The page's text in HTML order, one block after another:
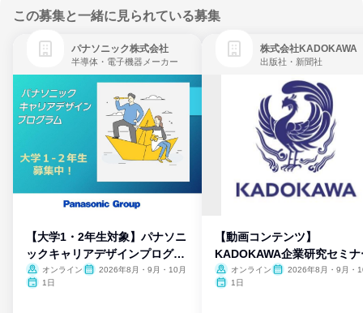
この募集と一緒に見られている募集
パナソニック株式会社
半導体・電子機器メーカー
【大学1・2年生対象】パナソニ
ックキャリアデザインプログラ
ム
オンライン
2026年8月・9月・10月
1日
株式会社KADOKAWA
出版社・新聞社
【動画コンテンツ】
KADOKAWA企業研究セミナ
オンライン
2026年8月・9月・
1日